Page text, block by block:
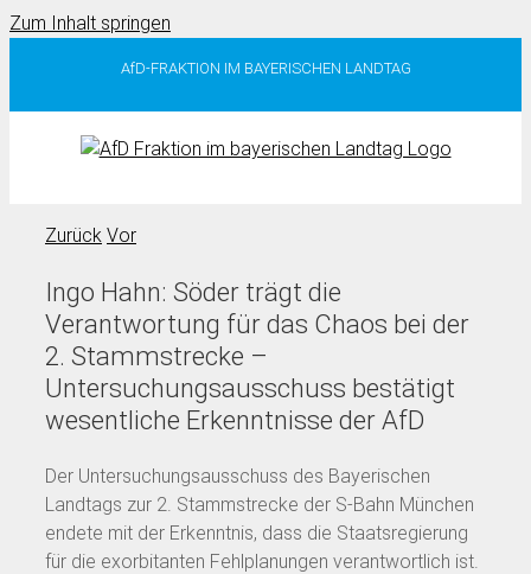
Zum Inhalt springen
AfD-FRAKTION IM BAYERISCHEN LANDTAG
Zurück Vor
Ingo Hahn: Söder trägt die
Verantwortung für das Chaos bei der
2. Stammstrecke –
Untersuchungsausschuss bestätigt
wesentliche Erkenntnisse der AfD
Der Untersuchungsausschuss des Bayerischen
Landtags zur 2. Stammstrecke der S-Bahn München
endete mit der Erkenntnis, dass die Staatsregierung
für die exorbitanten Fehlplanungen verantwortlich ist.